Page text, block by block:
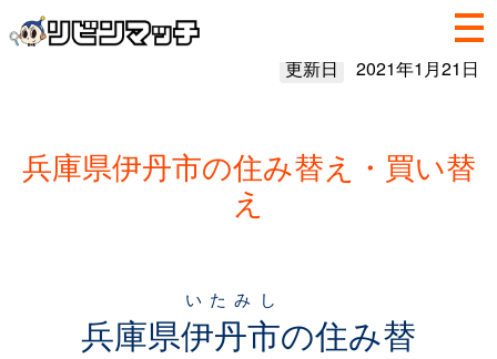
更新日 2021年1月21日
兵庫県伊丹市の住み替え・買い替
え
兵庫県伊丹市
いたみし
の住み替